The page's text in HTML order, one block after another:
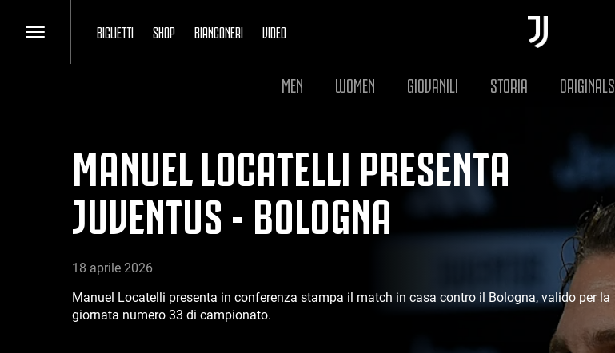
BIGLIETTI SHOP BIANCONERI VIDEO
MEN WOMEN GIOVANILI STORIA ORIGINALS
MANUEL LOCATELLI PRESENTA
JUVENTUS - BOLOGNA
18 aprile 2026
Manuel Locatelli presenta in conferenza stampa il match in casa contro il Bologna, valido per la
giornata numero 33 di campionato.